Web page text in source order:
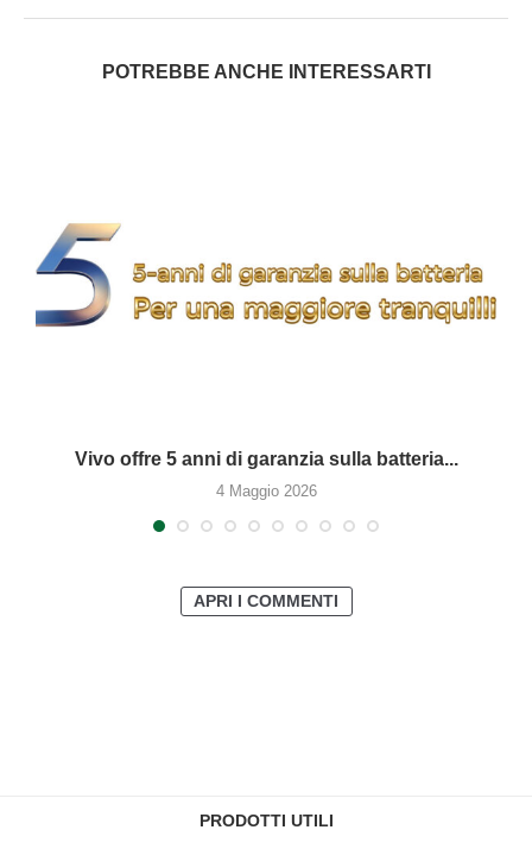
POTREBBE ANCHE INTERESSARTI
Vivo offre 5 anni di garanzia sulla batteria...
4 Maggio 2026
APRI I COMMENTI
PRODOTTI UTILI